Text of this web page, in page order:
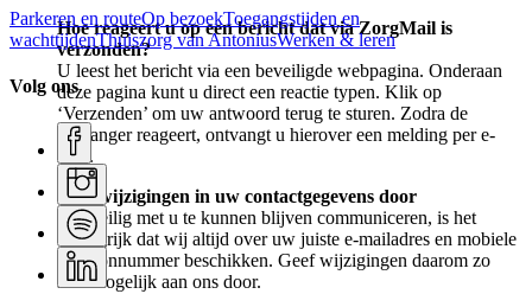
Hoe reageert u op een bericht dat via ZorgMail is
verzonden?
U leest het bericht via een beveiligde webpagina. Onderaan
deze pagina kunt u direct een reactie typen. Klik op
‘Verzenden’ om uw antwoord terug te sturen. Zodra de
ontvanger reageert, ontvangt u hierover een melding per e-
mail.
Geef wijzigingen in uw contactgegevens door
Om veilig met u te kunnen blijven communiceren, is het
belangrijk dat wij altijd over uw juiste e-mailadres en mobiele
telefoonnummer beschikken. Geef wijzigingen daarom zo
snel mogelijk aan ons door.
Parkeren en routeOp bezoekToegangstijden en
wachttijdenThuiszorg van AntoniusWerken & leren
Volg ons